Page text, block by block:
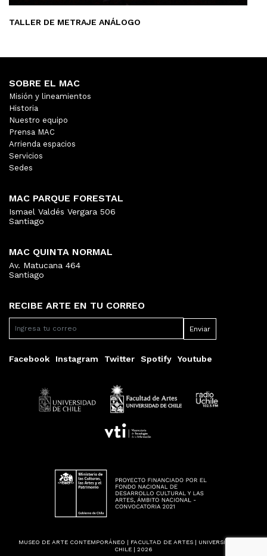
TALLER DE METRAJE ANÁLOGO
RECIBE ARTE EN TU CORREO
Facebook Instagram Twitter Spotify Youtube
SOBRE EL MAC
Misión y lineamientos
Historia
Nuestro equipo
Prensa MAC
Arrienda espacios
Servicios
Sedes
MAC PARQUE FORESTAL
Ismael Valdés Vergara 506
Santiago
MAC QUINTA NORMAL
Av. Matucana 464
Santiago
MUSEO DE ARTE CONTEMPORÁNEO | FACULTAD DE ARTES | UNIVERSIDAD DE
CHILE | 2026